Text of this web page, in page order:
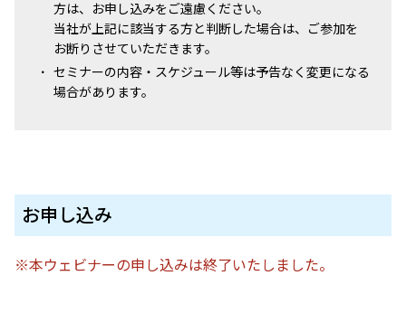
方は、お申し込みをご遠慮ください。
当社が上記に該当する方と判断した場合は、ご参加を
お断りさせていただきます。
セミナーの内容・スケジュール等は予告なく変更になる
場合があります。
お申し込み
※本ウェビナーの申し込みは終了いたしました。